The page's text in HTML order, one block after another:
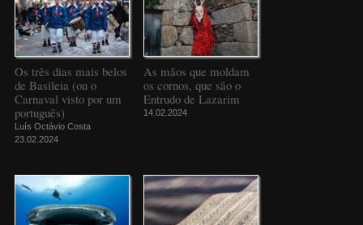
Os três dias mais belos
de Basileia (ou o
Carnaval visto por um
português)
Luís Octávio Costa
23.02.2024
As mãos que moldam
os cornos, que são o
Entrudo de Lazarim
14.02.2024